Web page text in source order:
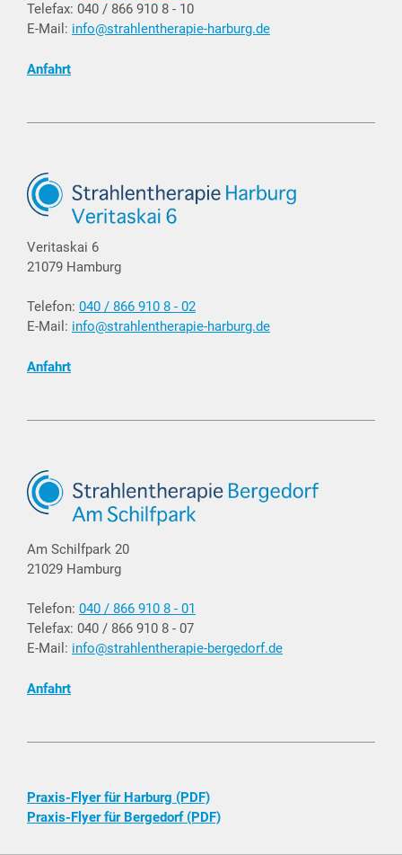
Telefax: 040 / 866 910 8 - 10
E-Mail: info@strahlentherapie-harburg.de
Anfahrt
Veritaskai 6
21079 Hamburg
Telefon: 040 / 866 910 8 - 02
E-Mail: info@strahlentherapie-harburg.de
Anfahrt
Am Schilfpark 20
21029 Hamburg
Telefon: 040 / 866 910 8 - 01
Telefax: 040 / 866 910 8 - 07
E-Mail: info@strahlentherapie-bergedorf.de
Anfahrt
Praxis-Flyer für Harburg (PDF)
Praxis-Flyer für Bergedorf (PDF)